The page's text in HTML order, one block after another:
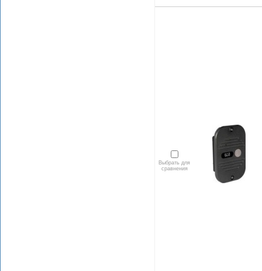
Выбрать для
сравнения